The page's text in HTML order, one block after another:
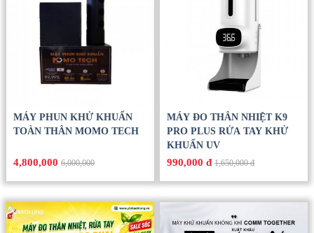
MÁY PHUN KHỬ KHUẨN
TOÀN THÂN MOMO TECH
4,800,0006,000,000
MÁY ĐO THÂN NHIỆT K9
PRO PLUS RỬA TAY KHỬ
KHUẨN UV
990,000 đ 1,650,000 đ